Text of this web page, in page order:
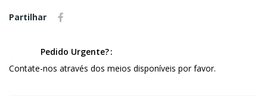
Partilhar
Pedido Urgente?
Contate-nos através dos meios disponíveis por favor.